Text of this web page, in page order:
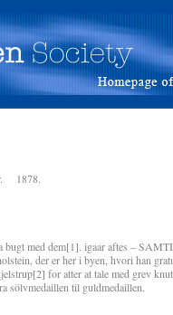
1878.
med dem[1]. igaar aftes –
der er her i byen, hvori han
for atter at tale med grev
sölvmedaillen til guldmedaillen.